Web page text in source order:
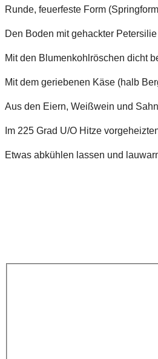
Runde, feuerfeste Form
Den Boden mit gehackter
Mit den Blumenkohlröschen dicht
Mit dem geriebenen Käse (halb
Aus den Eiern, Weißwein und
Im 225 Grad U/O Hitze
Etwas abkühlen lassen und